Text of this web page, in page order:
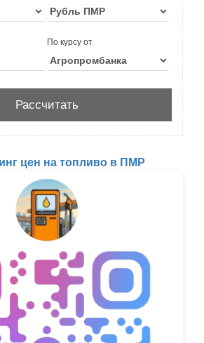
По курсу от
цен на топливо в ПМР